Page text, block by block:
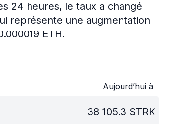
24 heures, le taux a changé
représente une augmentation
ETH.
Aujourd’hui à
38 105.3 STRK